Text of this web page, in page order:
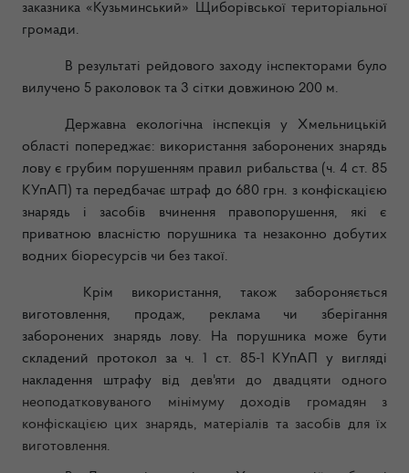
заказника «Кузьминський» Щиборівської територіальної
громади.
В результаті рейдового заходу інспекторами було
вилучено 5 раколовок та 3 сітки довжиною 200 м.
Державна екологічна інспекція у Хмельницькій
області попереджає: використання заборонених знарядь
лову є грубим порушенням правил рибальства (ч. 4 ст. 85
КУпАП) та передбачає штраф до 680 грн. з конфіскацією
знарядь і засобів вчинення правопорушення, які є
приватною власністю порушника та незаконно добутих
водних біоресурсів чи без такої.
Крім використання, також забороняється
виготовлення, продаж, реклама чи зберігання
заборонених знарядь лову. На порушника може бути
складений протокол за ч. 1 ст. 85-1 КУпАП у вигляді
накладення штрафу від дев'яти до двадцяти одного
неоподатковуваного мінімуму доходів громадян з
конфіскацією цих знарядь, матеріалів та засобів для їх
виготовлення.